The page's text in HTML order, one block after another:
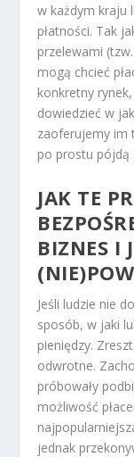
w każdym kraju
płatności. Tak
przelewami
mogą chcieć
konkretny
dowiedzieć w
zaoferujemy im
po prostu pójdą
JAK TE
BIZNES I
Jeśli ludzie nie
sposób, w jaki
pieniędzy.
odwrotne.
próbowały
możliwość
jednak